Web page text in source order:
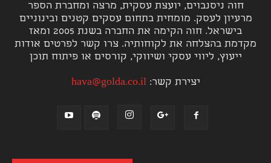
חוה ניסנבוים, יועצת עסקית, מרצה ומחברת הספר
מרעיון לעסק. מומחית בתחום עסקים קטנים ובינוניים
בישראל. חוה הקימה את החברה בשנת 2005 ומאז
מקדמת בהצלחה את לקוחותיה. צרו קשר לפרטים אודות
ייעוץ, ליווי עסקי ושיווקי, קורסים או פיתוח תוכן
יצירת קשר:hava@golda.co.il